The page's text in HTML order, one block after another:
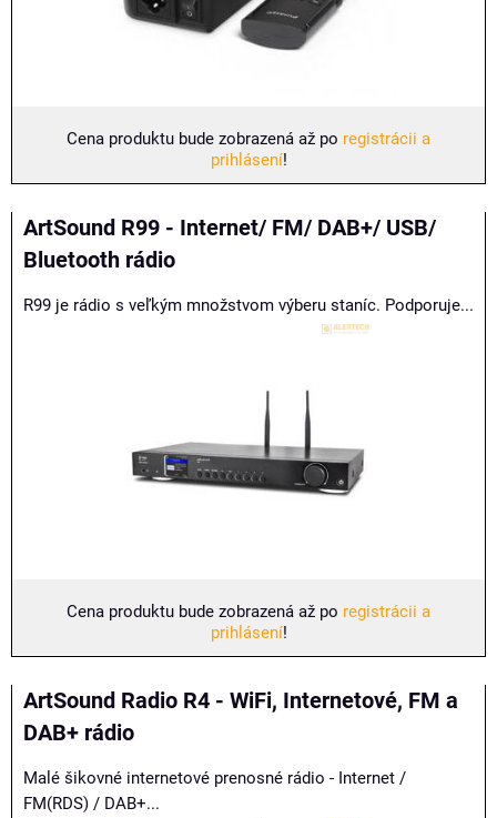
Cena produktu bude zobrazená až po registrácii a
prihlásení!
ArtSound R99 - Internet/ FM/ DAB+/ USB/
Bluetooth rádio
R99 je rádio s veľkým množstvom výberu staníc. Podporuje...
Cena produktu bude zobrazená až po registrácii a
prihlásení!
ArtSound Radio R4 - WiFi, Internetové, FM a
DAB+ rádio
Malé šikovné internetové prenosné rádio - Internet /
FM(RDS) / DAB+...